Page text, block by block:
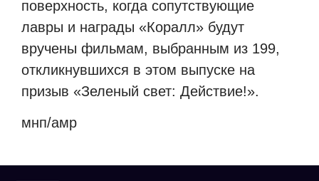
поверхность, когда сопутствующие
лавры и награды «Коралл» будут
вручены фильмам, выбранным из 199,
откликнувшихся в этом выпуске на
призыв «Зеленый свет: Действие!».
мнп/амр